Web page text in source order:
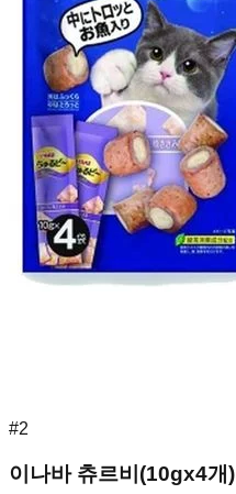
#2
이나바 츄르비(10gx4개)